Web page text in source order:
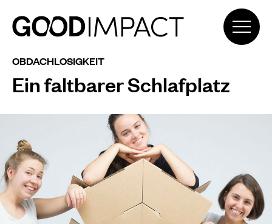
OBDACHLOSIGKEIT
Ein faltbarer Schlafplatz